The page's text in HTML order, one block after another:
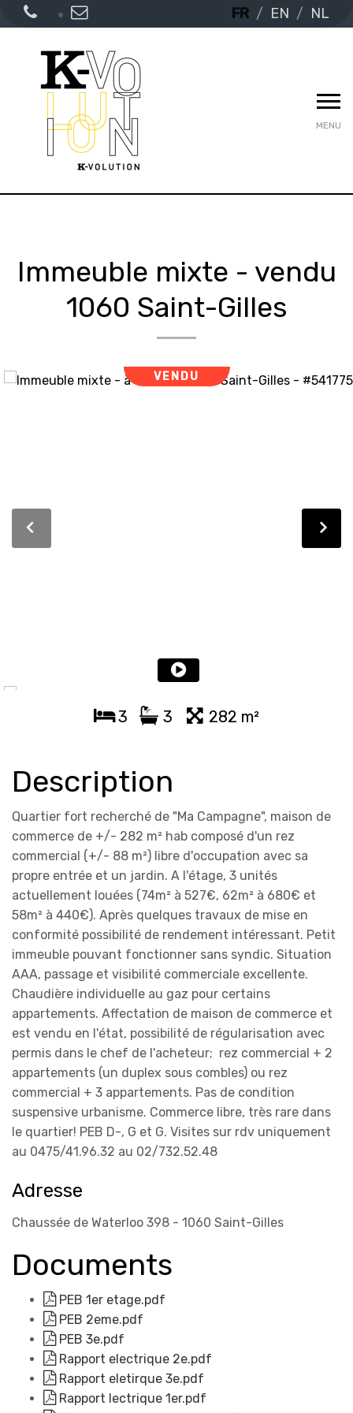
FR EN NL
MENU
Immeuble mixte - vendu
1060 Saint-Gilles
VENDU
3 3 282 m²
Description
Quartier fort recherché de "Ma Campagne", maison de
commerce de +/- 282 m² hab composé d'un rez
commercial (+/- 88 m²) libre d'occupation avec sa
propre entrée et un jardin. A l'étage, 3 unités
actuellement louées (74m² à 527€, 62m² à 680€ et
58m² à 440€). Après quelques travaux de mise en
conformité possibilité de rendement intéressant. Petit
immeuble pouvant fonctionner sans syndic. Situation
AAA, passage et visibilité commerciale excellente.
Chaudière individuelle au gaz pour certains
appartements. Affectation de maison de commerce et
est vendu en l'état, possibilité de régularisation avec
permis dans le chef de l'acheteur; rez commercial + 2
appartements (un duplex sous combles) ou rez
commercial + 3 appartements. Pas de condition
suspensive urbanisme. Commerce libre, très rare dans
le quartier! PEB D-, G et G. Visites sur rdv uniquement
au 0475/41.96.32 au 02/732.52.48
Adresse
Chaussée de Waterloo 398 - 1060 Saint-Gilles
Documents
PEB 1er etage.pdf
PEB 2eme.pdf
PEB 3e.pdf
Rapport electrique 2e.pdf
Rapport eletirque 3e.pdf
Rapport lectrique 1er.pdf